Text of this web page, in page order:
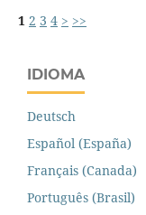
1 2 3 4 > >>
IDIOMA
Deutsch
Español (España)
Français (Canada)
Português (Brasil)